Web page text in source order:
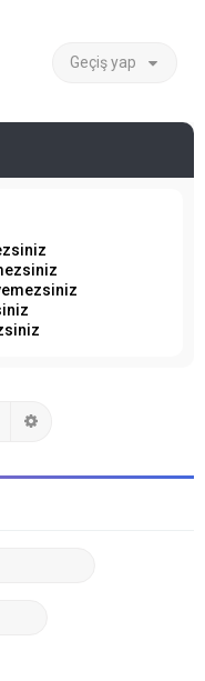
Geçiş yap